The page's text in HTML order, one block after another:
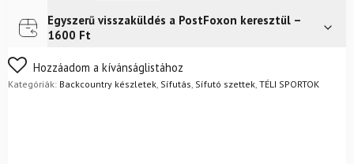
kötéssel
Tourer
Light
csizma
Futár a címreIngyenes
Egyszerű visszaküldés a PostFoxon keresztül –
1600 Ft
Nem biztos a választásában? Semmi gond – a terméket
egyszerűen visszaküldheti 14 napon belül, indoklás nélkül.
Hozzáadom a kívánságlistához
Kategóriák: Backcountry készletek, Sífutás, Sífutó szettek, TÉLI SPORTOK